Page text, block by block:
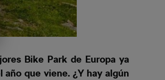
Bike Park de Europa ya
que viene. ¿Y hay algún